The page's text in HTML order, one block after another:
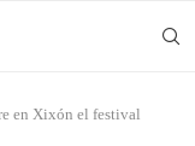
en Xixón el festival